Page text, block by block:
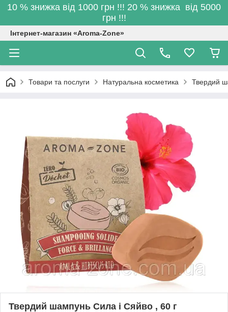
10 % знижка від 1000 грн !!! 20 % знижка від 5000
грн !!!
Інтернет-магазин «Aroma-Zone»
Товари та послуги Натуральна косметика Твердий
Твердий шампунь Сила і Сяйво , 60 г